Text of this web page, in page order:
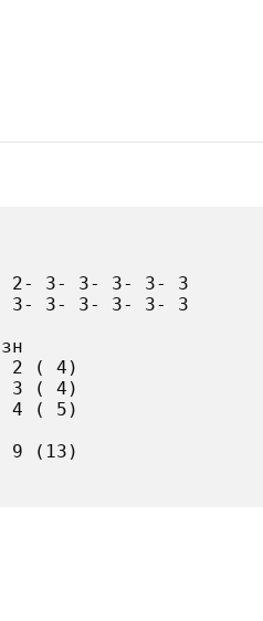
2- 3- 3- 3- 3- 3
3- 3- 3- 3- 3- 3
2 ( 4)
3 ( 4)
4 ( 5)
9 (13)